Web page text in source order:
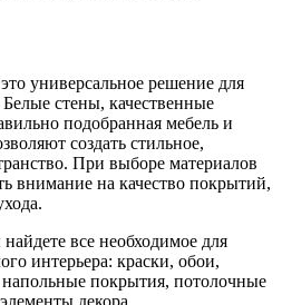
универсальное решение для
стены, качественные
подобранная мебель и
создать стильное,
При выборе материалов
внимание на качество покрытий,
все необходимое для
интерьера: краски, обои,
покрытия, потолочные
декора.